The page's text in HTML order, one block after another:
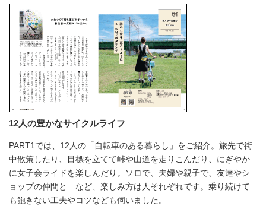
12人の豊かなサイクルライフ
PART1では、12人の「自転車のある暮らし」をご紹介。旅先で街
中散策したり、目標を立てて峠や山道を走りこんだり、にぎやか
に女子会ライドを楽しんだり。ソロで、夫婦や親子で、友達やシ
ョップの仲間と…など、楽しみ方は人それぞれです。乗り続けて
も飽きない工夫やコツなども伺いました。